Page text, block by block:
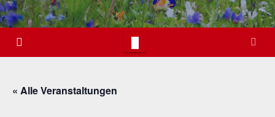
« Alle Veranstaltungen